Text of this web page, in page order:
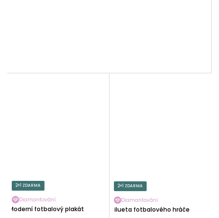
2+1 ZDARMA
Diamantování
Moderní fotbalový plakát
2+1 ZDARMA
Diamantování
Silueta fotbalového hráče